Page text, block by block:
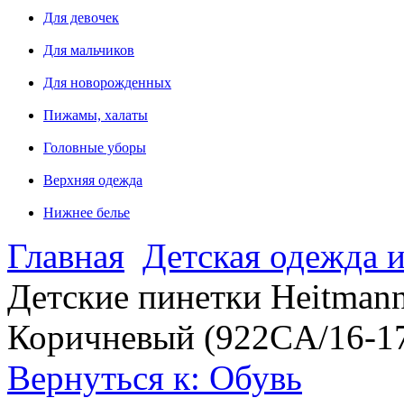
Для девочек
Для мальчиков
Для новорожденных
Пижамы, халаты
Головные уборы
Верхняя одежда
Нижнее белье
Главная Детская одежда
Детские пинетки
Коричневый (922CA/16-
Вернуться к: Обувь